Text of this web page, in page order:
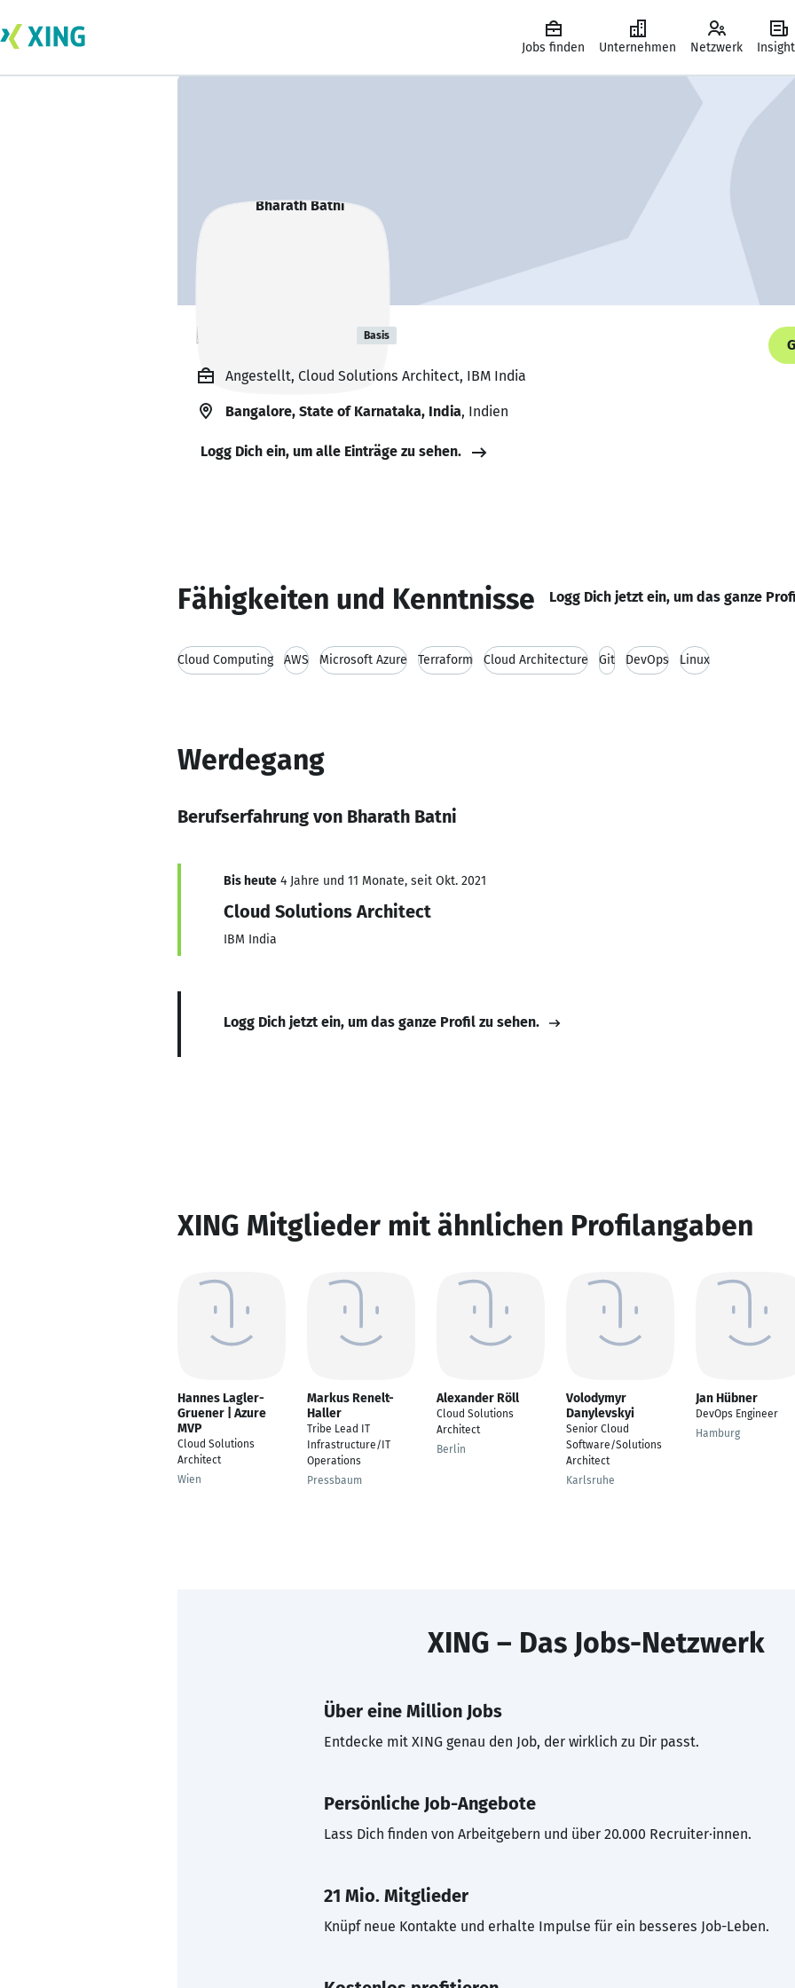
Jobs finden Unternehmen Netzwerk
Bharath Batni Basis
Angestellt, Cloud Solutions Architect, IBM India
Bangalore, State of Karnataka, India, Indien
Logg Dich ein, um alle Einträge zu sehen.
Fähigkeiten und Kenntnisse Logg Dich jetzt ein, um das ganze
Cloud Computing AWS Microsoft Azure Terraform Cloud Architecture Git DevOps Linux
Werdegang
Berufserfahrung von Bharath Batni
Bis heute 4 Jahre und 11 Monate, seit Okt. 2021
Cloud Solutions Architect
IBM India
Logg Dich jetzt ein, um das ganze Profil zu sehen.
XING Mitglieder mit ähnlichen Profilangaben
Hannes Lagler-
Gruener | Azure
MVP
Cloud Solutions
Architect
Wien
Markus Renelt-
Haller
Tribe Lead IT
Infrastructure/IT
Operations
Pressbaum
Alexander Röll
Cloud Solutions
Architect
Berlin
Volodymyr
Danylevskyi
Senior Cloud
Software/Solutions
Architect
Karlsruhe
Jan Hübner
DevOps Engineer
Hamburg
XING – Das Jobs-Netzwerk
Über eine Million Jobs
Entdecke mit XING genau den Job, der wirklich zu Dir passt.
Persönliche Job-Angebote
Lass Dich finden von Arbeitgebern und über 20.000 Recruiter·innen.
21 Mio. Mitglieder
Knüpf neue Kontakte und erhalte Impulse für ein besseres Job-Leben.